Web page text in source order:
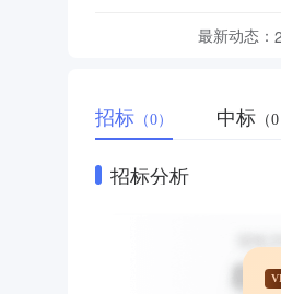
最新动态：
招标 （0） 中标 （0
招标分析